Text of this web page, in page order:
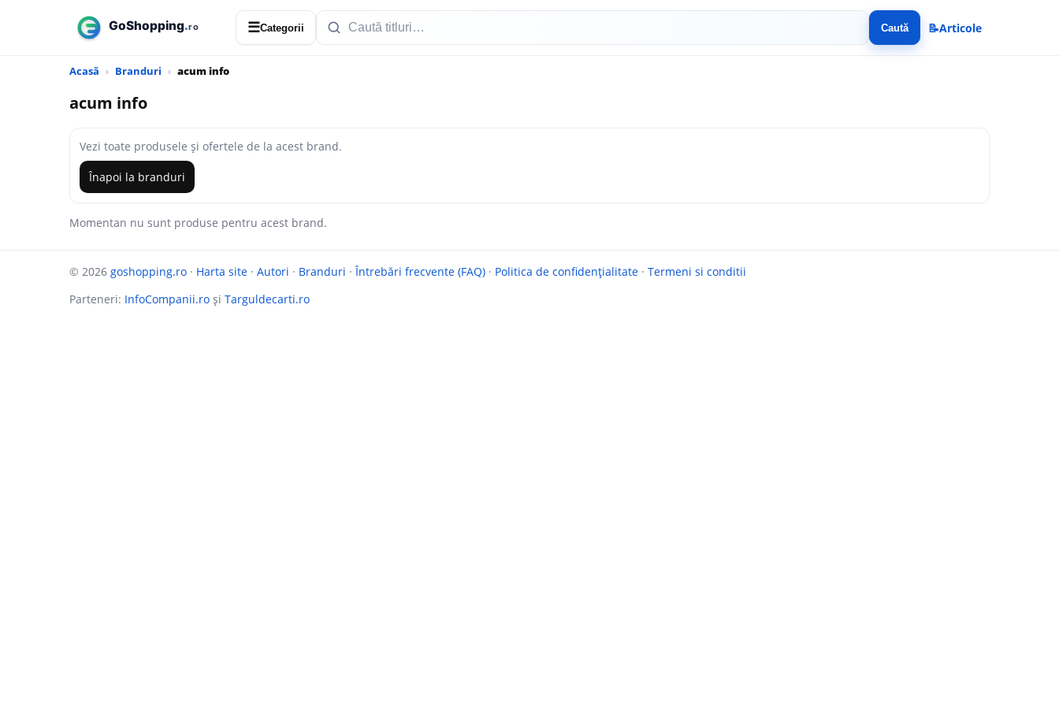
☰Categorii Caută 📝Articole
Acasă Branduri acum info
acum info
Vezi toate produsele și ofertele de la acest brand.
Înapoi la branduri
Momentan nu sunt produse pentru acest brand.
© 2026 goshopping.ro · Harta site · Autori · Branduri ·Întrebări frecvente (FAQ) · Politica de confidențialitate · Termeni si conditii
Parteneri: InfoCompanii.ro și Targuldecarti.ro